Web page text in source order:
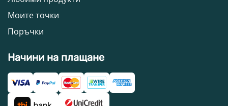
Моите точки
Поръчки
Начини на плащане